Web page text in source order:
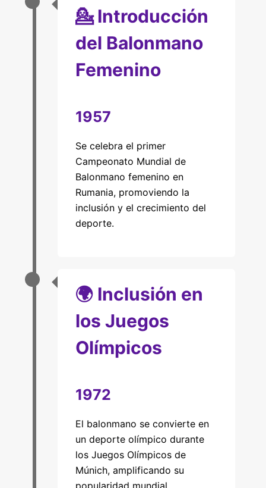
💁 Introducción
del Balonmano
Femenino
1957
Se celebra el primer
Campeonato Mundial de
Balonmano femenino en
Rumania, promoviendo la
inclusión y el crecimiento del
deporte.
🌍 Inclusión en
los Juegos
Olímpicos
1972
El balonmano se convierte en
un deporte olímpico durante
los Juegos Olímpicos de
Múnich, amplificando su
popularidad mundial.